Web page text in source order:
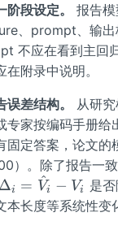
段设定。
报告
、prompt、输出
不应在看到主回
附录中说明。
差结构。
从研
专家按编码手册给
固定答案，论文的
）。除了报告一
\De
Δi = V
^i − Vi
是
长度等系统性变